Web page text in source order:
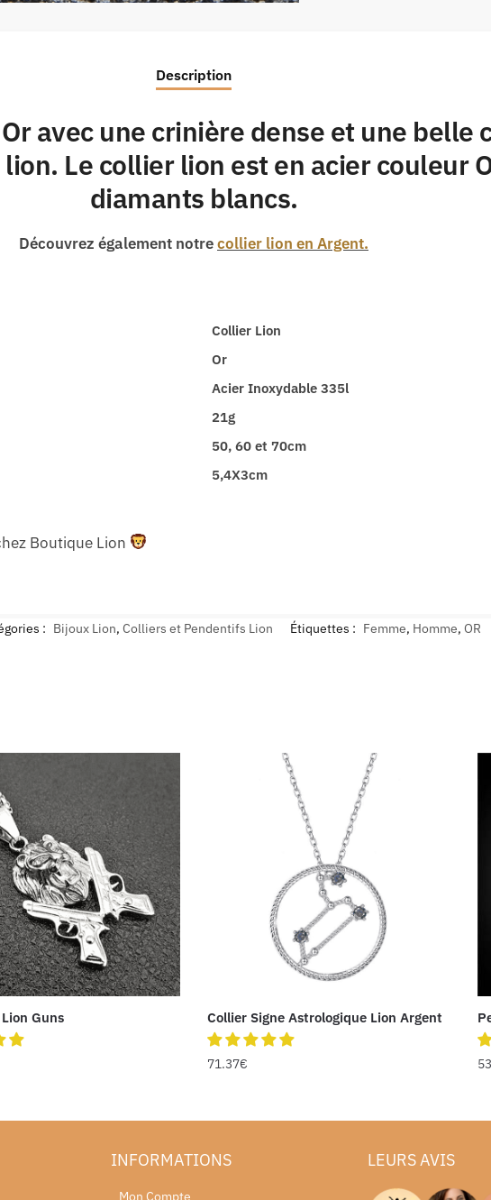
Description
avec une crinière dense et une belle
Le collier lion est en acier couleur
diamants blancs.
Découvrez également notrecollier lion en Argent.
Collier Lion
Or
Acier Inoxydable 335l
21g
50, 60 et 70cm
5,4X3cm
Boutique Lion
: Bijoux Lion, Colliers et Pendentifs Lion Étiquettes : Femme, Homme, OR
Guns Collier Signe Astrologique Lion Argent
71.37€
INFORMATIONS
Mon Compte
LEURS AVIS